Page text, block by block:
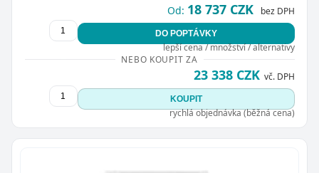
Od: 18 737 CZK bez DPH
DO POPTÁVKY
lepší cena / množství / alternativy
NEBO KOUPIT ZA
23 338 CZK vč. DPH
KOUPIT
rychlá objednávka (běžná cena)